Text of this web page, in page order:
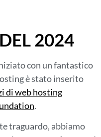
2024
con un fantastico
è stato inserito
di web hosting
.
traguardo, abbiamo